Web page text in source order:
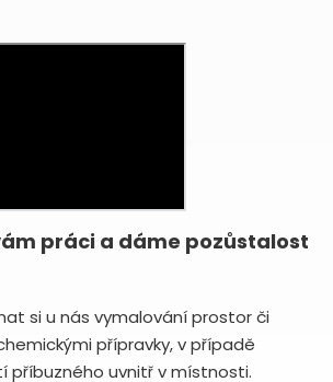
práci a dáme pozůstalost
si u nás vymalování prostor či
přípravky, v případě
příbuzného uvnitř v místnosti.